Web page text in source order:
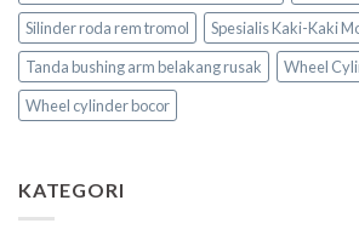
Silinder roda rem tromol
Spesialis Kaki-Kaki
Tanda bushing arm belakang rusak
Wheel
Wheel cylinder bocor
KATEGORI